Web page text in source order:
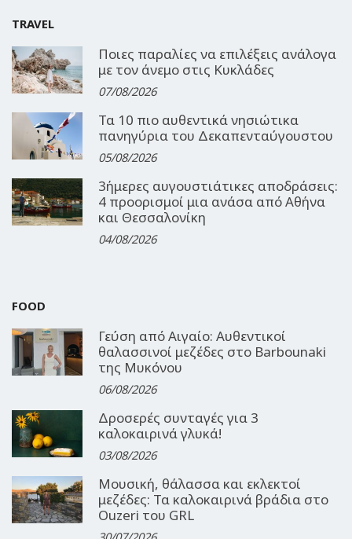
TRAVEL
Ποιες παραλίες να επιλέξεις ανάλογα
με τον άνεμο στις Κυκλάδες
07/08/2026
Τα 10 πιο αυθεντικά νησιώτικα
πανηγύρια του Δεκαπενταύγουστου
05/08/2026
3ήμερες αυγουστιάτικες αποδράσεις:
4 προορισμοί μια ανάσα από Αθήνα
και Θεσσαλονίκη
04/08/2026
FOOD
Γεύση από Αιγαίο: Αυθεντικοί
θαλασσινοί μεζέδες στο Barbounaki
της Μυκόνου
06/08/2026
Δροσερές συνταγές για 3
καλοκαιρινά γλυκά!
03/08/2026
Μουσική, θάλασσα και εκλεκτοί
μεζέδες: Τα καλοκαιρινά βράδια στο
Ouzeri του GRL